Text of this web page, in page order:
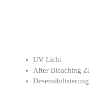
UV Licht
After Bleaching